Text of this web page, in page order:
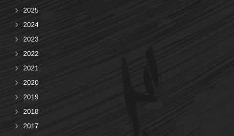
2025
2024
2023
2022
2021
2020
2019
2018
2017